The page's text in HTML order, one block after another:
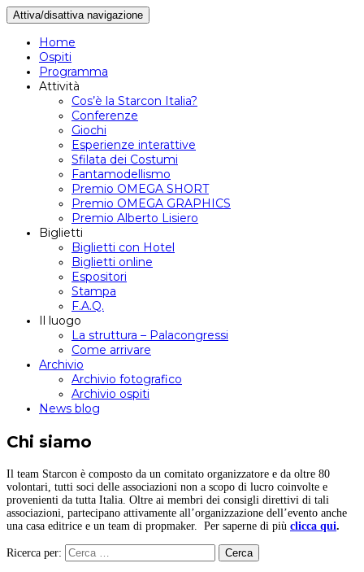
Attiva/disattiva navigazione
Home
Ospiti
Programma
Attività
Cos’è la Starcon Italia?
Conferenze
Giochi
Esperienze interattive
Sfilata dei Costumi
Fantamodellismo
Premio OMEGA SHORT
Premio OMEGA GRAPHICS
Premio Alberto Lisiero
Biglietti
Biglietti con Hotel
Biglietti online
Espositori
Stampa
F.A.Q.
Il luogo
La struttura – Palacongressi
Come arrivare
Archivio
Archivio fotografico
Archivio ospiti
News blog
Chi siamo
Il team Starcon è composto da un comitato organizzatore e da oltre 80
volontari, tutti soci delle associazioni non a scopo di lucro coinvolte e
provenienti da tutta Italia. Oltre ai membri dei consigli direttivi di tali
associazioni, partecipano attivamente all’organizzazione dell’evento anche
una casa editrice e un team di propmaker. Per saperne di più clicca qui.
Ricerca per: